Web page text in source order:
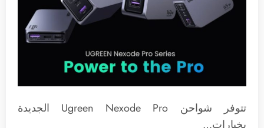
تتوفر شواحن Ugreen Nexode Pro الجديدة
بخيارات…